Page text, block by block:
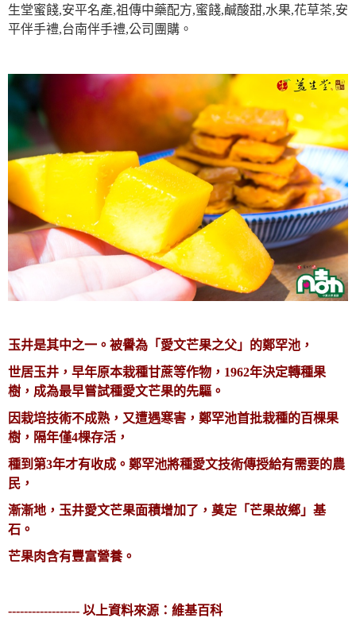
生堂蜜餞,安平名產,祖傳中藥配方,蜜餞,鹹酸甜,水果,花草茶,安
平伴手禮,台南伴手禮,公司團購。
玉井是其中之一。被譽為「愛文芒果之父」的鄭罕池，
世居玉井，早年原本栽種甘蔗等作物，1962年決定轉種果
樹，成為最早嘗試種愛文芒果的先驅。
因栽培技術不成熟，又遭遇寒害，鄭罕池首批栽種的百棵果
樹，隔年僅4棵存活，
種到第3年才有收成。鄭罕池將種愛文技術傳授給有需要的農
民，
漸漸地，玉井愛文芒果面積增加了，奠定「芒果故鄉」基
石。
芒果肉含有豐富營養。
------------------ 以 上資料來源：維基百科